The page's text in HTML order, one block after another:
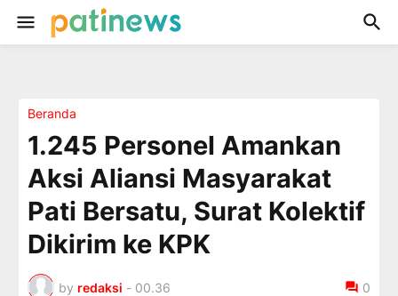
Beranda
1.245 Personel Amankan
Aksi Aliansi Masyarakat
Pati Bersatu, Surat Kolektif
Dikirim ke KPK
by redaksi - 00.36 0